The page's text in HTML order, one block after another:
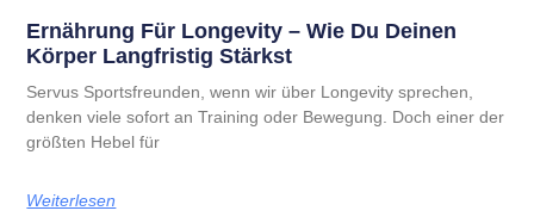
Ernährung Für Longevity – Wie Du Deinen
Körper Langfristig Stärkst
Servus Sportsfreunden, wenn wir über Longevity sprechen,
denken viele sofort an Training oder Bewegung. Doch einer der
größten Hebel für
Weiterlesen